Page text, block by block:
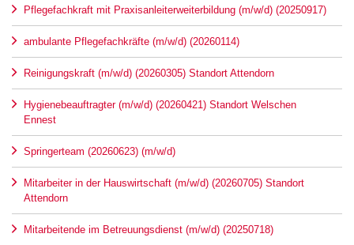
Pflegefachkraft mit Praxisanleiterweiterbildung (m/w/d) (20250917)
ambulante Pflegefachkräfte (m/w/d) (20260114)
Reinigungskraft (m/w/d) (20260305) Standort Attendorn
Hygienebeauftragter (m/w/d) (20260421) Standort Welschen
Ennest
Springerteam (20260623) (m/w/d)
Mitarbeiter in der Hauswirtschaft (m/w/d) (20260705) Standort
Attendorn
Mitarbeitende im Betreuungsdienst (m/w/d) (20250718)